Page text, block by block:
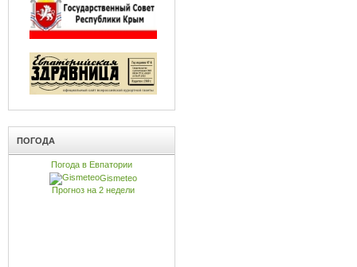
ПОГОДА
Погода в Евпатории
Gismeteo
Прогноз на 2 недели